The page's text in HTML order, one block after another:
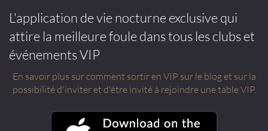
L'application de vie nocturne exclusive qui
attire la meilleure foule dans tous les clubs et
événements VIP
En savoir plus sur comment sortir en VIP sur le blog et sur la
possibilité d'inviter et d'être invité à rejoindre une table VIP.